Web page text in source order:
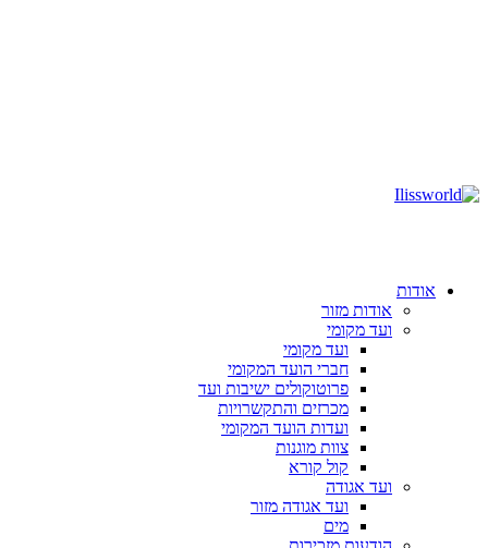
אודות
אודות מזור
ועד מקומי
ועד מקומי
חברי הועד המקומי
פרוטוקולים ישיבות ועד
מכרזים והתקשרויות
ועדות הועד המקומי
צוות מוגנות
קול קורא
ועד אגודה
ועד אגודה מזור
מים